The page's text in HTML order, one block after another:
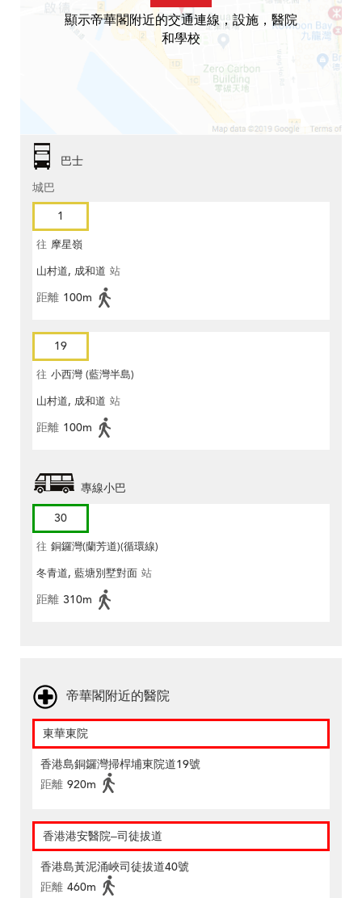
顯示帝華閣附近的交通連線，設施，醫院
和學校
巴士
城巴
1
往 摩星嶺
山村道, 成和道 站
距離 100m
19
往 小西灣 (藍灣半島)
山村道, 成和道 站
距離 100m
專線小巴
30
往 銅鑼灣(蘭芳道)(循環線)
冬青道, 藍塘別墅對面 站
距離 310m
帝華閣附近的醫院
東華東院
香港島銅鑼灣掃桿埔東院道19號
距離 920m
香港港安醫院–司徒拔道
香港島黃泥涌峽司徒拔道40號
距離 460m